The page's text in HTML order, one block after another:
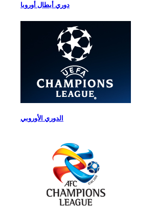
دوري أبطال أوروبا
الدوري الأوروبي